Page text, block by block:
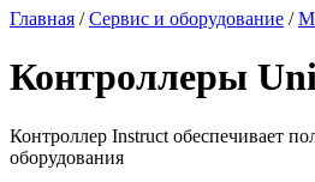
Главная /Сервис и оборудование /
Контроллеры
Контроллер Instruct обеспечивает
оборудования